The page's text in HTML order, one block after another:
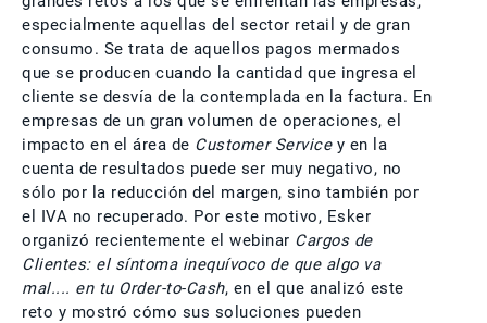
especialmente aquellas del sector retail y de gran
consumo. Se trata de aquellos pagos mermados
que se producen cuando la cantidad que ingresa el
cliente se desvía de la contemplada en la factura. En
empresas de un gran volumen de operaciones, el
impacto en el área de Customer Service y en la
cuenta de resultados puede ser muy negativo, no
sólo por la reducción del margen, sino también por
el IVA no recuperado. Por este motivo, Esker
organizó recientemente el webinar Cargos de
Clientes: el síntoma inequívoco de que algo va
mal.... en tu Order-to-Cash, en el que analizó este
reto y mostró cómo sus soluciones pueden